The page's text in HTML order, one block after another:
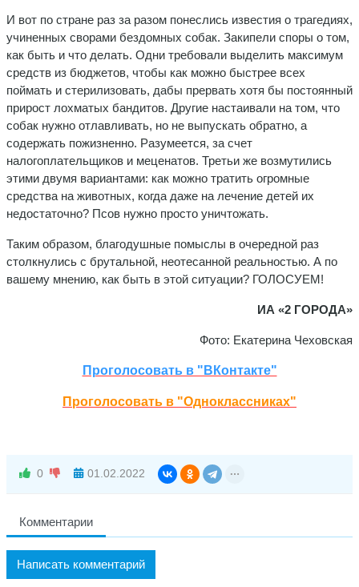
И вот по стране раз за разом понеслись известия о трагедиях,
учиненных сворами бездомных собак. Закипели споры о том,
как быть и что делать. Одни требовали выделить максимум
средств из бюджетов, чтобы как можно быстрее всех
поймать и стерилизовать, дабы прервать хотя бы постоянный
прирост лохматых бандитов. Другие настаивали на том, что
собак нужно отлавливать, но не выпускать обратно, а
содержать пожизненно. Разумеется, за счет
налогоплательщиков и меценатов. Третьи же возмутились
этими двумя вариантами: как можно тратить огромные
средства на животных, когда даже на лечение детей их
недостаточно? Псов нужно просто уничтожать.
Таким образом, благодушные помыслы в очередной раз
столкнулись с брутальной, неотесанной реальностью. А по
вашему мнению, как быть в этой ситуации? ГОЛОСУЕМ!
ИА «2 ГОРОДА»
Фото: Екатерина Чеховская
Проголосовать в "ВКонтакте"
Проголосовать в "Одноклассниках"
0 01.02.2022
Комментарии
Написать комментарий